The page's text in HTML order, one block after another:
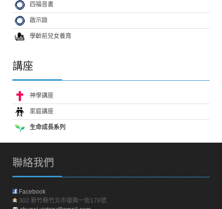
四福音書
啟示錄
學齡前兒女養育
講座
神學講座
家庭講座
生命成長系列
聯絡我們
Facebook
302 新竹縣竹北市復興一街178號